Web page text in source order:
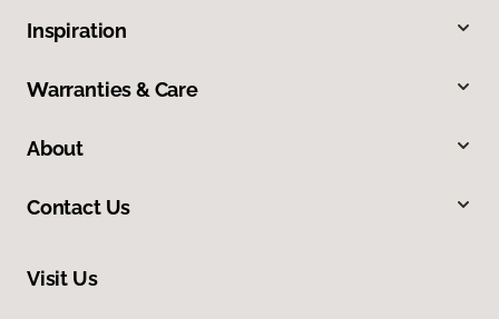
Inspiration
Warranties & Care
About
Contact Us
Visit Us